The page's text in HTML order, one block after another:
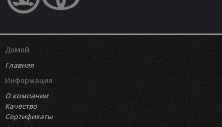
Домой
Главная
Информация
О компании
Качество
Сертификаты